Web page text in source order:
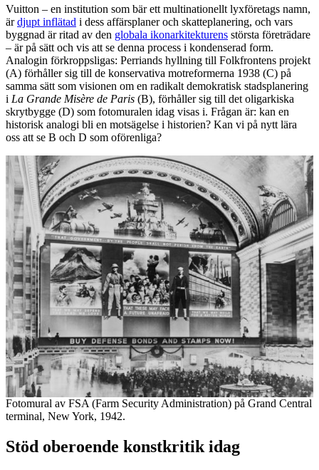
Vuitton – en institution som bär ett multinationellt lyxföretags namn,
ärdjupt inflätad i dess affärsplaner och skatteplanering, och vars
byggnad är ritad av den globala ikonarkitekturens största företrädare
– är på sätt och vis att se denna process i kondenserad form.
Analogin förkroppsligas: Perriands hyllning till Folkfrontens projekt
(A) förhåller sig till de konservativa motreformerna 1938 (C) på
samma sätt som visionen om en radikalt demokratisk stadsplanering
i La Grande Misère de Paris (B), förhåller sig till det oligarkiska
skrytbygge (D) som fotomuralen idag visas i. Frågan är: kan en
historisk analogi bli en motsägelse i historien? Kan vi på nytt lära
oss att se B och D som oförenliga?
Fotomural av FSA (Farm Security Administration) på Grand Central
terminal, New York, 1942.
Stöd oberoende konstkritik idag